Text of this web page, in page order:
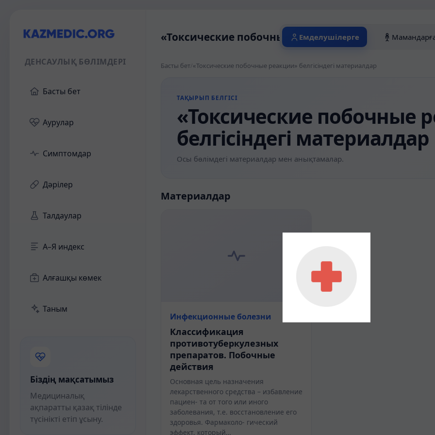
ДЕНСАУЛЫҚ БӨЛІМДЕРІ
Басты бет
Аурулар
Симптомдар
Дәрілер
Талдаулар
А–Я индекс
Алғашқы көмек
Таным
Біздің мақсатымыз
Медициналық
ақпаратты қазақ тілінде
түсінікті етіп ұсыну.
«Токсические побочные реакции» белгісіндегі
Емделушілерге
Басты бет/«Токсические побочные реакции» белгісіндегі материалдар
ТАҚЫРЫП БЕЛГІСІ
«Токсические побочные
белгісіндегі материалдар
Осы бөлімдегі материалдар мен анықтамалар.
Материалдар
Инфекционные болезни
Классификация
противотуберкулезных
препаратов. Побочные
действия
Основная цель назначения
лекарственного средства – избавление
пациен- та от того или иного
заболевания, т.е. восстановление его
здоровья. Фармаколо- гический
эффект, который…